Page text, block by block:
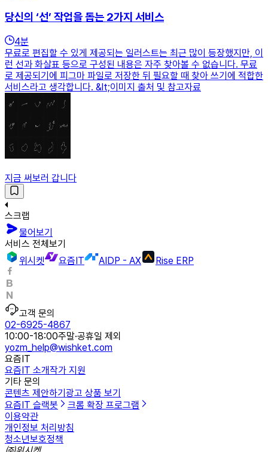
당신의 ‘선’ 작업을 돕는 2가지 서비스
4분
무료로 편집할 수 있게 제공되는 일러스트는 최근 많이 등장했지만, 이
런 선과 화살표 등으로 구성된 내용은 자주 찾아볼 수 없습니다. 무료
로 제공되기에 피그마 파일로 저장한 뒤 필요할 때 찾아 쓰기에 적합한
서비스라고 생각합니다. &lt;이미지 출처 및 참고자료
지금 써보러 갑니다
스크랩
물어보기
서비스 전체보기
위시켓
요즘IT AIDP - AX Rise ERP
고객 문의
02-6925-4867
10:00-18:00주말·공휴일 제외
yozm_help@wishket.com
요즘IT
요즘IT 소개작가 지원
기타 문의
콘텐츠 제안하기 광고 상품 보기
요즘IT 슬랙봇
크롬 확장 프로그램
이용약관
개인정보 처리방침
청소년보호정책